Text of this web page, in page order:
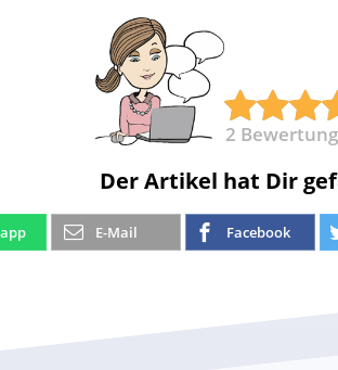
2
Der Artikel hat Dir
E-Mail Facebook